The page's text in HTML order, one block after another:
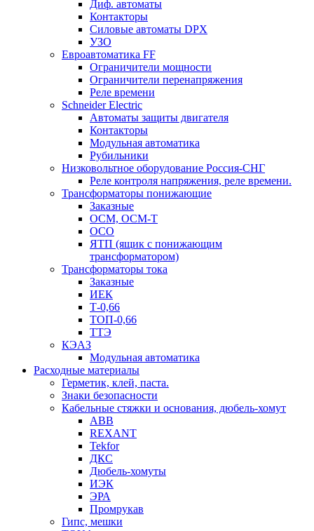
Диф. автоматы
Контакторы
Силовые автоматы DPX
УЗО
Евроавтоматика FF
Ограничители мощности
Ограничители перенапряжения
Реле времени
Schneider Electric
Автоматы защиты двигателя
Контакторы
Модульная автоматика
Рубильники
Низковольтное оборудование Россия-СНГ
Реле контроля напряжения, реле времени.
Трансформаторы понижающие
Заказные
ОСМ, ОСМ-Т
ОСО
ЯТП (ящик с понижающим
трансформатором)
Трансформаторы тока
Заказные
ИЕК
Т-0,66
ТОП-0,66
ТТЭ
КЭАЗ
Модульная автоматика
Расходные материалы
Герметик, клей, паста.
Знаки безопасности
Кабельные стяжки и основания, дюбель-хомут
ABB
REXANT
Tekfor
ДКС
Дюбель-хомуты
ИЭК
ЭРА
Промрукав
Гипс, мешки